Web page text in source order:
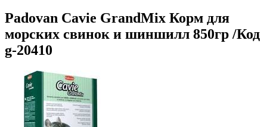
Padovan Cavie GrandMix Корм для
морских свинок и шиншилл 850гр /Код
g-20410